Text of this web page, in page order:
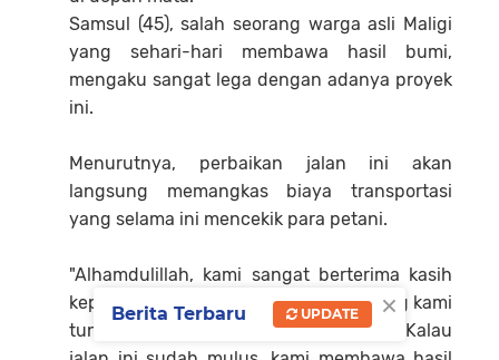
Samsul (45), salah seorang warga asli Maligi
yang sehari-hari membawa hasil bumi,
mengaku sangat lega dengan adanya proyek
ini.
Menurutnya, perbaikan jalan ini akan
langsung memangkas biaya transportasi
yang selama ini mencekik para petani.
"Alhamdulillah, kami sangat berterima kasih
kepada Pemprov Sumbar. Jujur, ini yang kami
tunggu-tunggu selama puluhan tahun. Kalau
×
Berita Terbaru UPDATE